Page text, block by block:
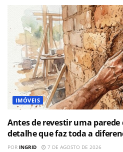
IMÓVEIS
Antes de revestir uma
detalhe que faz toda a
POR INGRID 7 DE AGOSTO DE 2026